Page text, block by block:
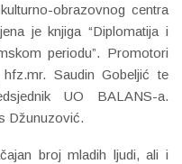
obrazovnog centra
je knjiga “Diplomatija i
periodu”. Promotori
Saudin Gobeljić te
UO BALANS-a.
Džunuzović.
broj mladih ljudi, ali i